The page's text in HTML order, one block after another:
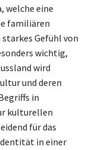
welche eine
familiären
Gefühl von
wichtig,
wird
und deren
in
kulturellen
für das
in einer